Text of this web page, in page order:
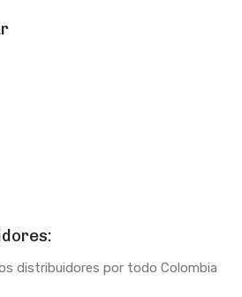
distribuidores por todo Colombia